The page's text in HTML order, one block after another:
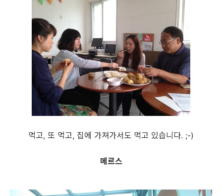
먹고, 또 먹고, 집에 가져가서도 먹고 있습니다. ;-)
메르스